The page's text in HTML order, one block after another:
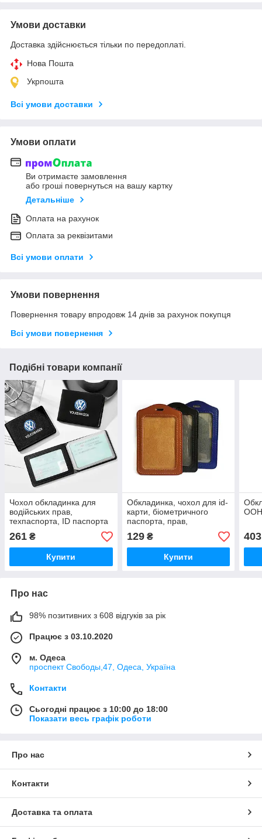
Умови доставки
Доставка здійснюється тільки по передоплаті.
Нова Пошта
Укрпошта
Всі умови доставки
Умови оплати
Ви отримаєте замовлення
або гроші повернуться на вашу картку
Детальніше
Оплата на рахунок
Оплата за реквізитами
Всі умови оплати
Умови повернення
Повернення товару впродовж 14 днів за рахунок покупця
Всі умови повернення
Подібні товари компанії
Чохол обкладинка для
водійських прав,
техпаспорта, ID паспорта
261 ₴
Купити
Обкладинка, чохол для id-
карти, біометричного
паспорта, прав,
техпаспорта, службових
документів, PU-шкіра
129₴
Купити
ООН.
403
Про нас
98% позитивних з 608 відгуків за рік
Працює з 03.10.2020
м. Одеса
проспект Свободы,47, Одеса, Україна
Контакти
Сьогодні працює з 10:00 до 18:00
Показати весь графік роботи
Про нас
Контакти
Доставка та оплата